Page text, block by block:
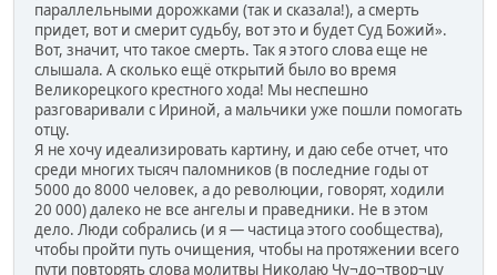
параллельными дорожками (так и сказала!), а смерть
придет, вот и смерит судьбу, вот это и будет Суд Божий».
Вот, значит, что такое смерть. Так я этого слова еще не
слышала. А сколько ещё открытий было во время
Великорецкого крестного хода! Мы неспешно
разговаривали с Ириной, а мальчики уже пошли помогать
отцу.
Я не хочу идеализировать картину, и даю себе отчет, что
среди многих тысяч паломников (в последние годы от
5000 до 8000 человек, а до революции, говорят, ходили
20 000) далеко не все ангелы и праведники. Не в этом
дело. Люди собрались (и я — частица этого сообщества),
чтобы пройти путь очищения, чтобы на протяжении всего
пути повторять слова молитвы Николаю Чу¬до¬твор¬цу